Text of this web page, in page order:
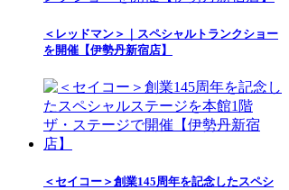
＜レッドマン＞｜スペシャルトランクショー
を開催【伊勢丹新宿店】
＜セイコー＞創業145周年を記念したスペシ